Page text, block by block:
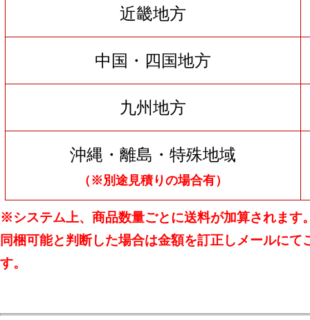
近畿地方
中国・四国地方
九州地方
沖縄・離島・特殊地域
（※別途見積りの場合有）
※システム上、商品数量ごとに送料が加算されます
同梱可能と判断した場合は金額を訂正しメールにて
す。